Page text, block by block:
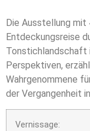
Die Ausstellung
Entdeckungsreise
Tonstichlandschaft
Perspektiven,
Wahrgenommene
der Vergangenheit
Vernissage: